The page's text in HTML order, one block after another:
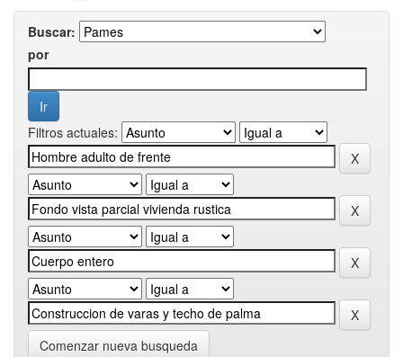
Buscar:
por
Filtros actuales:
Comenzar nueva busqueda